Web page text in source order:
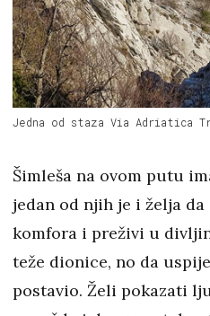
Jedna od staza Via Adriatica
Šimleša na ovom putu
jedan od njih je i želja da
komfora i preživi u
teže dionice, no da
postavio. Želi pokazati